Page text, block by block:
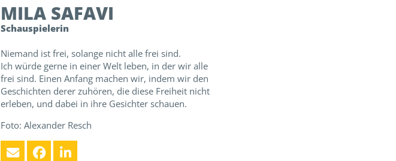
MILA SAFAVI
Schauspielerin
Niemand ist frei, solange nicht alle frei sind.
Ich würde gerne in einer Welt leben, in der wir alle
frei sind. Einen Anfang machen wir, indem wir den
Geschichten derer zuhören, die diese Freiheit nicht
erleben, und dabei in ihre Gesichter schauen.
Foto: Alexander Resch